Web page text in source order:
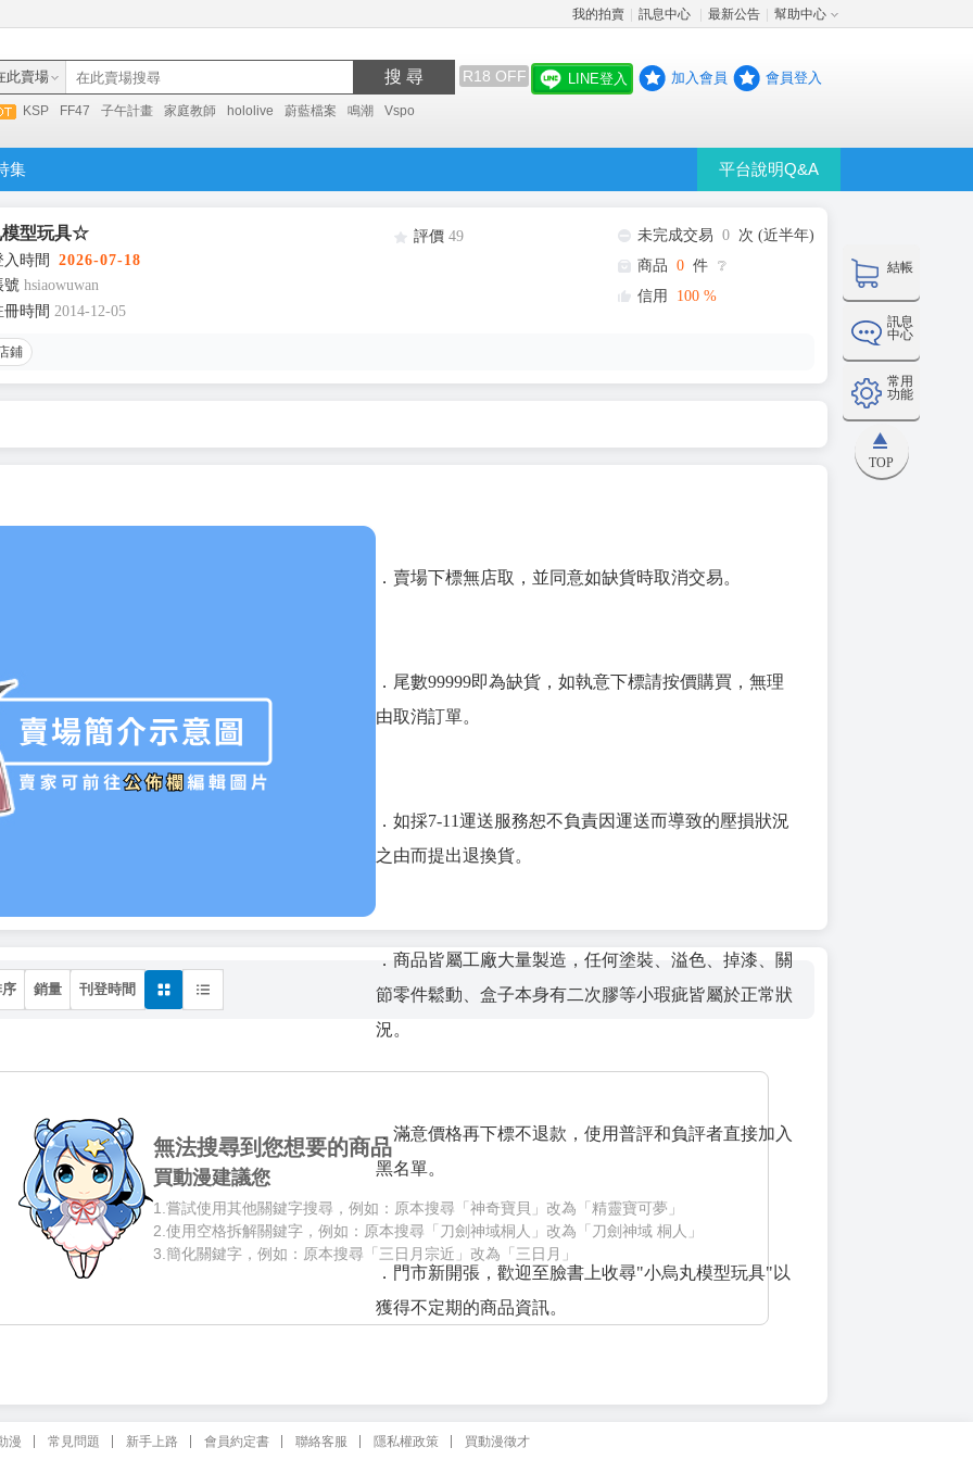
我的拍賣 訊息中心 最新公告 幫助中心
此賣場 搜 尋 R18 OFF
KSP FF47 子午計畫 家庭教師 hololive 蔚藍檔案 鳴潮 Vspo
LINE登入 加入會員 會員登入
集 平台說明Q&A
結帳
訊息
中心
常用
功能
TOP
型玩具☆
時間
2026-07-18
號 hsiaowuwan
時間 2014-12-05
評價 49 未完成交易 0 次 (近半年)
商品 0 件 ❔
信用
100 %
鋪
．賣場下標無店取，並同意如缺貨時取消交易。
．尾數99999即為缺貨，如執意下標請按價購買，無理
由取消訂單。
．如採7-11運送服務恕不負責因運送而導致的壓損狀況
之由而提出退換貨。
．商品皆屬工廠大量製造，任何塗裝、溢色、掉漆、關
節零件鬆動、盒子本身有二次膠等小瑕疵皆屬於正常狀
況。
．滿意價格再下標不退款，使用普評和負評者直接加入
黑名單。
．門市新開張，歡迎至臉書上收尋"小烏丸模型玩具"以
獲得不定期的商品資訊。
銷量 刊登時間
無法搜尋到您想要的商品
買動漫建議您
1.嘗試使用其他關鍵字搜尋，例如：原本搜尋「神奇寶貝」改為「精靈寶可夢」
2.使用空格拆解關鍵字，例如：原本搜尋「刀劍神域桐人」改為「刀劍神域 桐人」
3.簡化關鍵字，例如：原本搜尋「三日月宗近」改為「三日月」
漫 常見問題 新手上路 會員約定書 聯絡客服 隱私權政策 買動漫徵才